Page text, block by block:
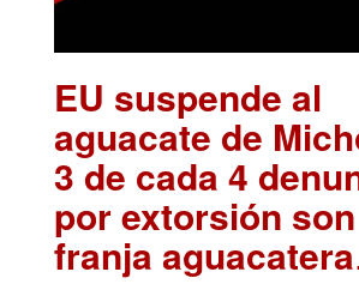
EU suspende al
aguacate de
3 de cada 4
por extorsión
franja aguacatera